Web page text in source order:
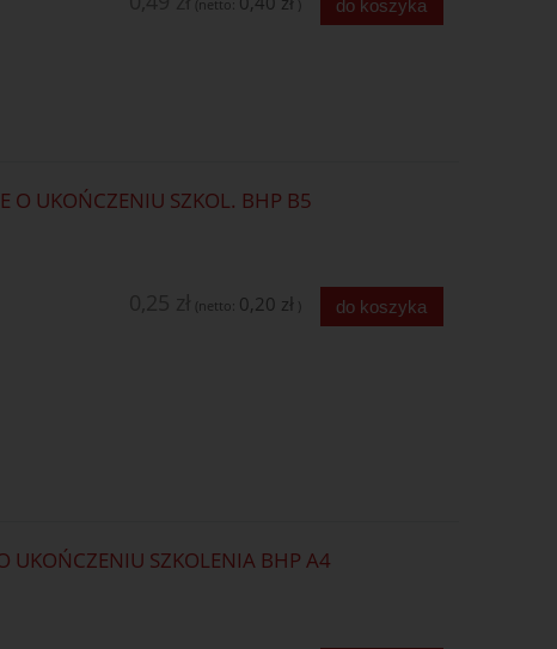
(netto: ) do koszyka
O UKOŃCZENIU SZKOL. BHP B5
(netto: 0,20 zł ) do koszyka
UKOŃCZENIU SZKOLENIA BHP A4